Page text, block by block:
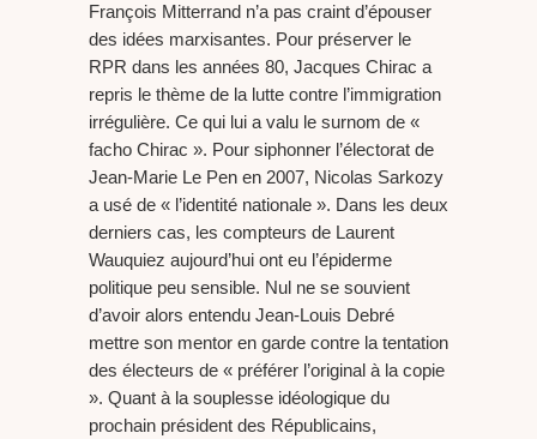
François Mitterrand n’a pas craint d’épouser
des idées marxisantes. Pour préserver le
RPR dans les années 80, Jacques Chirac a
repris le thème de la lutte contre l’immigration
irrégulière. Ce qui lui a valu le surnom de «
facho Chirac ». Pour siphonner l’électorat de
Jean-Marie Le Pen en 2007, Nicolas Sarkozy
a usé de « l’identité nationale ». Dans les deux
derniers cas, les compteurs de Laurent
Wauquiez aujourd’hui ont eu l’épiderme
politique peu sensible. Nul ne se souvient
d’avoir alors entendu Jean-Louis Debré
mettre son mentor en garde contre la tentation
des électeurs de « préférer l’original à la copie
». Quant à la souplesse idéologique du
prochain président des Républicains,